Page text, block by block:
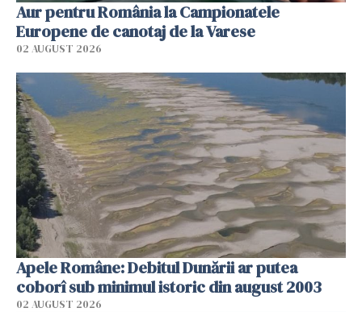
Aur pentru România la Campionatele
Europene de canotaj de la Varese
02 AUGUST 2026
Apele Române: Debitul Dunării ar putea
coborî sub minimul istoric din august 2003
02 AUGUST 2026